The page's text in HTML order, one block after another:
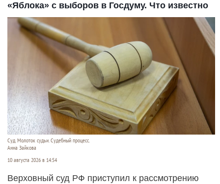
«Яблока» с выборов в Госдуму. Что известно
Суд. Молоток судьи. Судебный процесс.
Анна Зайкова
10 августа 2026 в 14:54
Верховный суд РФ приступил к рассмотрению